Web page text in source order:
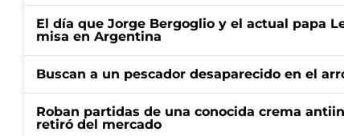
El día que Jorge Bergoglio y el actual papa
misa en Argentina
Buscan a un pescador desaparecido en el
Roban partidas de una conocida crema
retiró del mercado